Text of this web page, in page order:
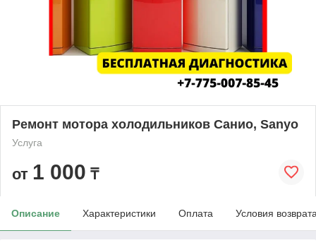
Ремонт мотора холодильников Санио, Sanyo
Услуга
от 1 000 ₸
Описание Характеристики Оплата Условия